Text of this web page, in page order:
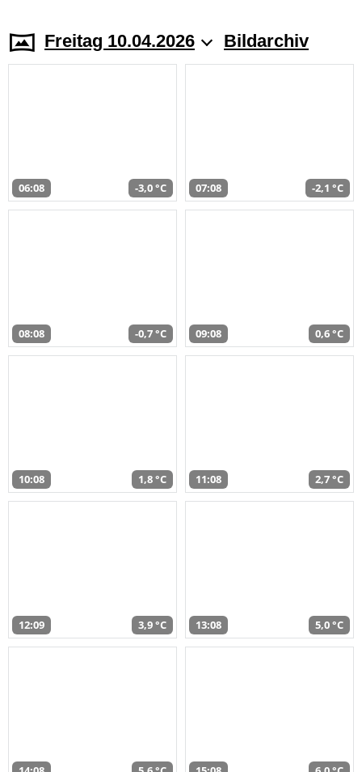
Freitag 10.04.2026 Bildarchiv
06:08 -3,0 °C 07:08 -2,1 °C
08:08 -0,7 °C 09:08 0,6 °C
10:08 1,8 °C 11:08 2,7 °C
12:09 3,9 °C 13:08 5,0 °C